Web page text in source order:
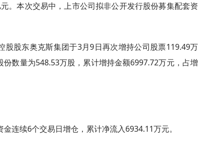
。本次交易中，上市公司拟非公开发行股份募集配套资
股股东奥克斯集团于3月9日再次增持公司股票119.49万
数量为548.53万股，累计增持金额6997.72万元，占增
连续6个交易日增仓，累计净流入6934.11万元。